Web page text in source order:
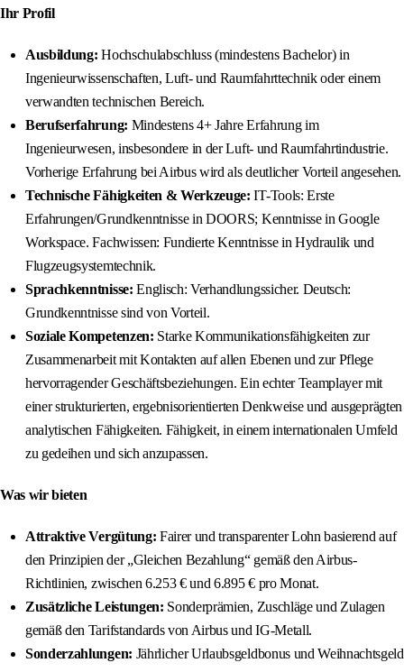
Ihr Profil
Ausbildung: Hochschulabschluss (mindestens Bachelor) in
Ingenieurwissenschaften, Luft- und Raumfahrttechnik oder einem
verwandten technischen Bereich.
Berufserfahrung: Mindestens 4+ Jahre Erfahrung im
Ingenieurwesen, insbesondere in der Luft- und Raumfahrtindustrie.
Vorherige Erfahrung bei Airbus wird als deutlicher Vorteil angesehen.
Technische Fähigkeiten & Werkzeuge: IT-Tools: Erste
Erfahrungen/Grundkenntnisse in DOORS; Kenntnisse in Google
Workspace. Fachwissen: Fundierte Kenntnisse in Hydraulik und
Flugzeugsystemtechnik.
Sprachkenntnisse: Englisch: Verhandlungssicher. Deutsch:
Grundkenntnisse sind von Vorteil.
Soziale Kompetenzen: Starke Kommunikationsfähigkeiten zur
Zusammenarbeit mit Kontakten auf allen Ebenen und zur Pflege
hervorragender Geschäftsbeziehungen. Ein echter Teamplayer mit
einer strukturierten, ergebnisorientierten Denkweise und ausgeprägten
analytischen Fähigkeiten. Fähigkeit, in einem internationalen Umfeld
zu gedeihen und sich anzupassen.
Was wir bieten
Attraktive Vergütung: Fairer und transparenter Lohn basierend auf
den Prinzipien der „Gleichen Bezahlung“ gemäß den Airbus-
Richtlinien, zwischen 6.253 € und 6.895 € pro Monat.
Zusätzliche Leistungen: Sonderprämien, Zuschläge und Zulagen
gemäß den Tarifstandards von Airbus und IG-Metall.
Sonderzahlungen: Jährlicher Urlaubsgeldbonus und Weihnachtsgeld